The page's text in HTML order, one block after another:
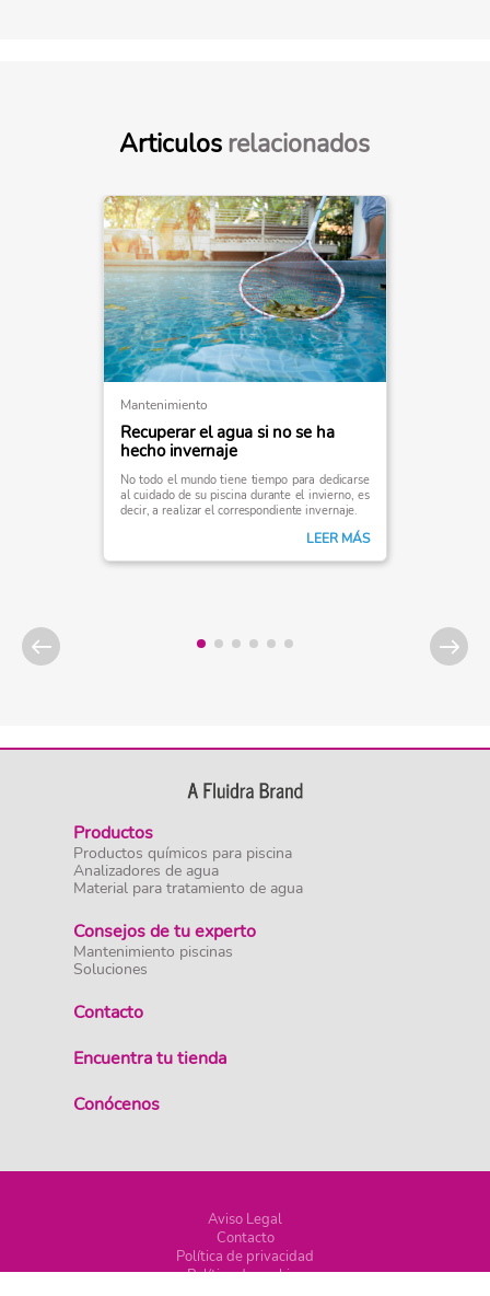
Articulosrelacionados
Mantenimiento
Recuperar el agua si no se ha
hecho invernaje
No todo el mundo tiene tiempo para dedicarse
al cuidado de su piscina durante el invierno, es
decir, a realizar el correspondiente invernaje.
LEER MÁS
Productos
Productos químicos para piscina
Analizadores de agua
Material para tratamiento de agua
Consejos de tu experto
Mantenimiento piscinas
Soluciones
Contacto
Encuentra tu tienda
Conócenos
Aviso Legal
Contacto
Política de privacidad
Política de cookies